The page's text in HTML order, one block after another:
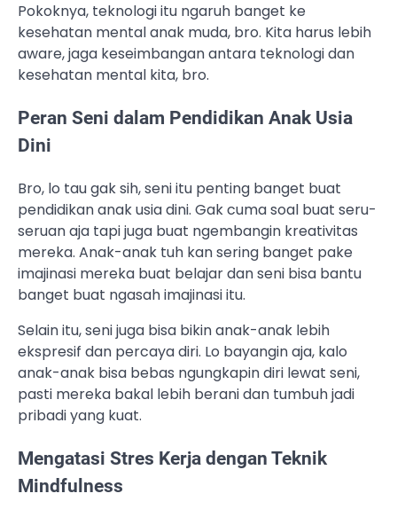
Pokoknya, teknologi itu ngaruh banget ke
kesehatan mental anak muda, bro. Kita harus lebih
aware, jaga keseimbangan antara teknologi dan
kesehatan mental kita, bro.
Peran Seni dalam Pendidikan Anak Usia
Dini
Bro, lo tau gak sih, seni itu penting banget buat
pendidikan anak usia dini. Gak cuma soal buat seru-
seruan aja tapi juga buat ngembangin kreativitas
mereka. Anak-anak tuh kan sering banget pake
imajinasi mereka buat belajar dan seni bisa bantu
banget buat ngasah imajinasi itu.
Selain itu, seni juga bisa bikin anak-anak lebih
ekspresif dan percaya diri. Lo bayangin aja, kalo
anak-anak bisa bebas ngungkapin diri lewat seni,
pasti mereka bakal lebih berani dan tumbuh jadi
pribadi yang kuat.
Mengatasi Stres Kerja dengan Teknik
Mindfulness